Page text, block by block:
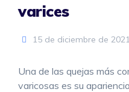
varices
15 de diciembre de 2021
Una de las quejas más
varicosas es su